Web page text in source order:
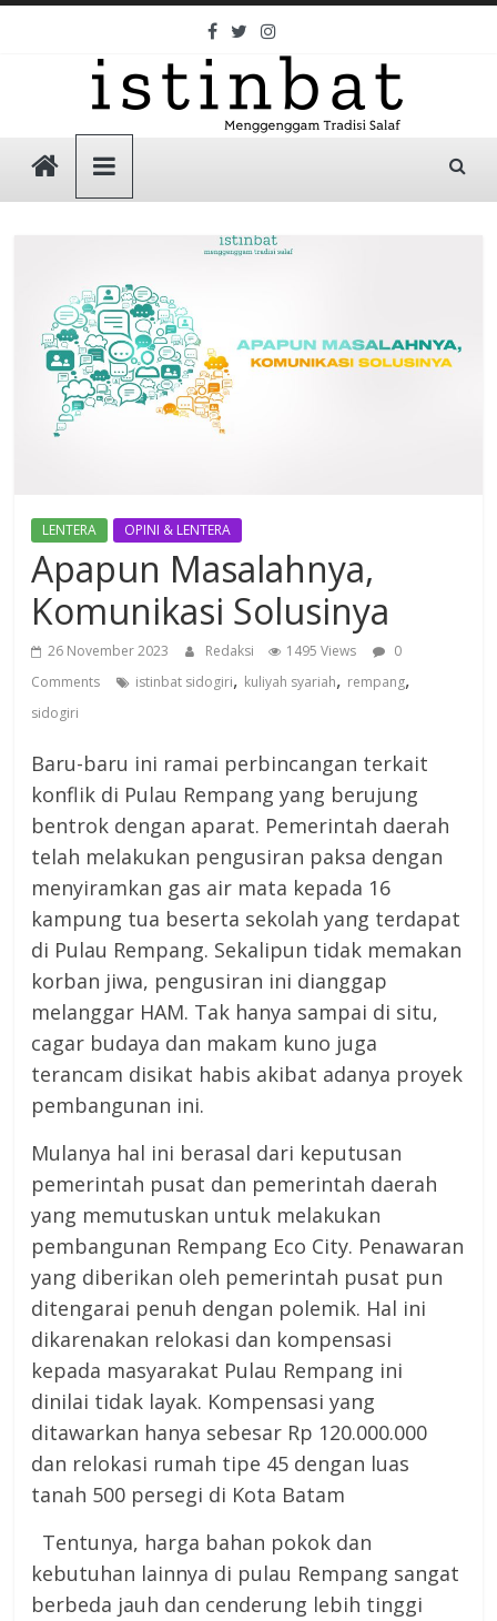
Skip
Istinbat
Menggenggam
LENTERA OPINI & LENTERA
Apapun Masalahnya,
Komunikasi Solusinya
26 November 2023 Redaksi 1495 Views
0
Comments
istinbat sidogiri, kuliyah syariah, rempang,
sidogiri
Baru-baru ini ramai perbincangan terkait
konflik di Pulau Rempang yang berujung
bentrok dengan aparat. Pemerintah daerah
telah melakukan pengusiran paksa dengan
menyiramkan gas air mata kepada 16
kampung tua beserta sekolah yang terdapat
di Pulau Rempang. Sekalipun tidak memakan
korban jiwa, pengusiran ini dianggap
melanggar HAM. Tak hanya sampai di situ,
cagar budaya dan makam kuno juga
terancam disikat habis akibat adanya proyek
pembangunan ini.
Mulanya hal ini berasal dari keputusan
pemerintah pusat dan pemerintah daerah
yang memutuskan untuk melakukan
pembangunan Rempang Eco City. Penawaran
yang diberikan oleh pemerintah pusat pun
ditengarai penuh dengan polemik. Hal ini
dikarenakan relokasi dan kompensasi
kepada masyarakat Pulau Rempang ini
dinilai tidak layak. Kompensasi yang
ditawarkan hanya sebesar Rp 120.000.000
dan relokasi rumah tipe 45 dengan luas
tanah 500 persegi di Kota Batam
Tentunya, harga bahan pokok dan
kebutuhan lainnya di pulau Rempang sangat
berbeda jauh dan cenderung lebih tinggi